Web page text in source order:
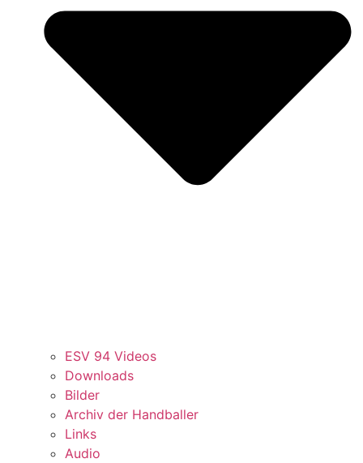
ESV 94 Videos
Downloads
Bilder
Archiv der Handballer
Links
Audio